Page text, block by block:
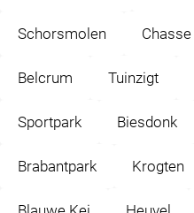
Schorsmolen Chasse
Belcrum Tuinzigt
Sportpark Biesdonk
Brabantpark Krogten